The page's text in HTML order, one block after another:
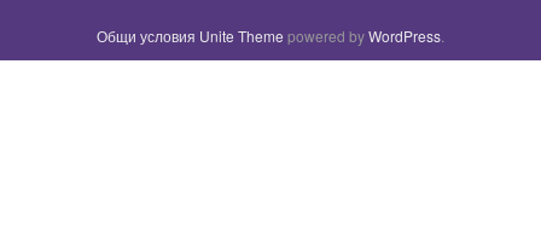
Общи условия Unite Theme powered byWordPress.